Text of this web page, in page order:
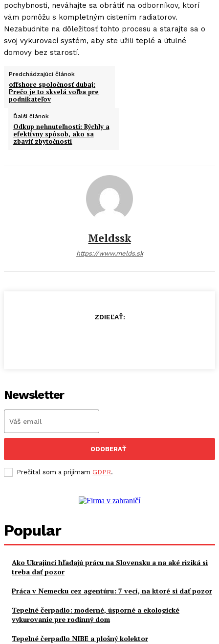
pochybnosti, neváhajte sa obrátiť na odborníkov, ktorí
vám pomôžu s kompletným cistením radiatorov.
Nezabudnite na dôležitosť tohto procesu a starajte sa o
svoj vykurovací systém, aby ste užili teplé a útulné
domovy bez starostí.
Predchádzajúci článok
offshore spoločnosť dubaj:
Prečo je to skvelá voľba pre
podnikateľov
Ďalší článok
Odkup nehnuteľnosti: Rýchly a
efektívny spôsob, ako sa
zbaviť zbytočností
Meldssk
https://www.melds.sk
ZDIEĽAŤ:
Newsletter
ODOBERAŤ
Prečítal som a prijímam GDPR.
Popular
Ako Ukrajinci hľadajú prácu na Slovensku a na aké riziká si
treba dať pozor
Práca v Nemecku cez agentúru: 7 vecí, na ktoré si dať pozor
Tepelné čerpadlo: moderné, úsporné a ekologické
vykurovanie pre rodinný dom
Tepelné čerpadlo NIBE a plošný kolektor